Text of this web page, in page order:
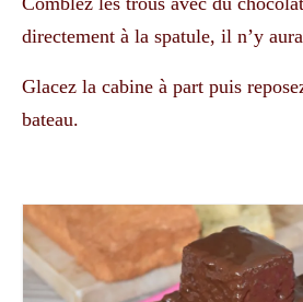
directement à la spatule, il n’y
Glacez la cabine à part puis
bateau.